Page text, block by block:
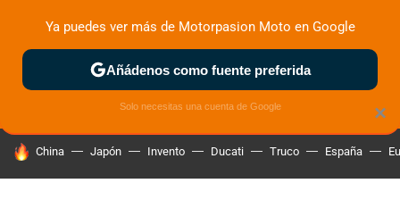
ZONA DE PRUEBAS DEPORTIVAS MOTOS ELÉCTRICAS
HOY SE HABLA DE
China Japón Invento Ducati Truco España
×
Ya puedes ver más de Motorpasion Moto en Google
Añádenos como fuente preferida
Solo necesitas una cuenta de Google